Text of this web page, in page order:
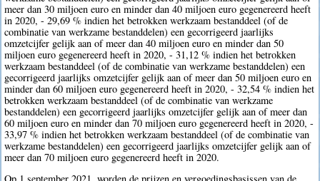
meer dan 30 miljoen euro en minder dan 40 miljoen euro gegenereerd heeft
in 2020, - 29,69 % indien het betrokken werkzaam bestanddeel (of de
combinatie van werkzame bestanddelen) een gecorrigeerd jaarlijks
omzetcijfer gelijk aan of meer dan 40 miljoen euro en minder dan 50
miljoen euro gegenereerd heeft in 2020, - 31,12 % indien het betrokken
werkzaam bestanddeel (of de combinatie van werkzame bestanddelen) een
gecorrigeerd jaarlijks omzetcijfer gelijk aan of meer dan 50 miljoen euro en
minder dan 60 miljoen euro gegenereerd heeft in 2020, - 32,54 % indien het
betrokken werkzaam bestanddeel (of de combinatie van werkzame
bestanddelen) een gecorrigeerd jaarlijks omzetcijfer gelijk aan of meer dan
60 miljoen euro en minder dan 70 miljoen euro gegenereerd heeft in 2020, -
33,97 % indien het betrokken werkzaam bestanddeel (of de combinatie van
werkzame bestanddelen) een gecorrigeerd jaarlijks omzetcijfer gelijk aan of
meer dan 70 miljoen euro gegenereerd heeft in 2020.